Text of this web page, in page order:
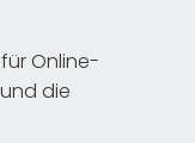
Online-
die